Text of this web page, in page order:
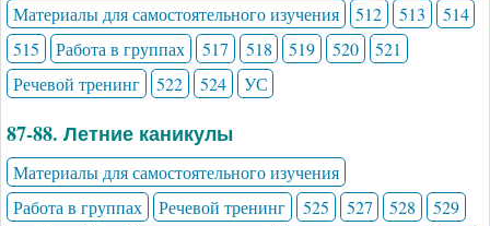
Материалы для самостоятельного изучения 512 513
514
515
Работа в группах 517 518 519 520
521
Речевой тренинг
522 524 УС
87-88. Летние каникулы
Материалы для самостоятельного изучения
Работа в группах
Речевой тренинг 525 527 528
529